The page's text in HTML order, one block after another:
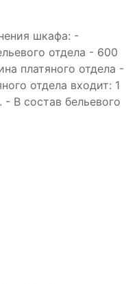
шкафа: -
отдела - 600
платяного отдела -
отдела входит: 1
- В состав бельевого